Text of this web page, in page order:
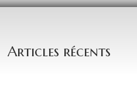
Articles récents